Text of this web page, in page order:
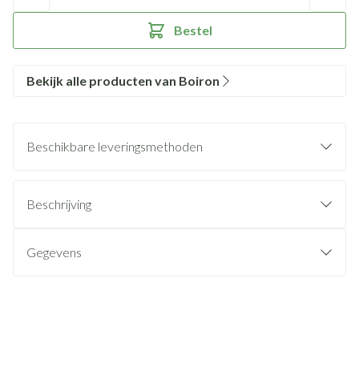
Bestel
Bekijk alle producten van Boiron
Beschikbare leveringsmethoden
Beschrijving
Gegevens